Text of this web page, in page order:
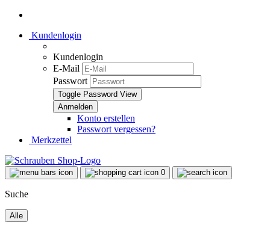
Kundenlogin
Kundenlogin
E-Mail
Passwort
Toggle Password View
Konto erstellen
Passwort vergessen?
Merkzettel
0
Suche
Alle